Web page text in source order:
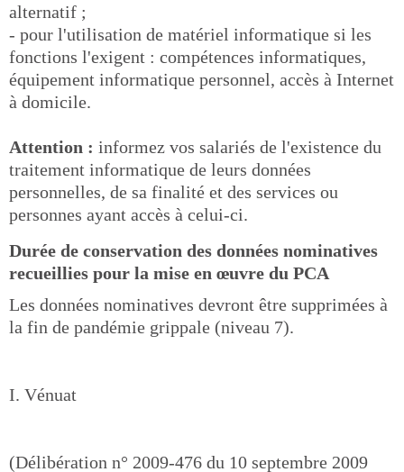
alternatif ;
- pour l'utilisation de matériel informatique si les
fonctions l'exigent : compétences informatiques,
équipement informatique personnel, accès à Internet
à domicile.
Attention : informez vos salariés de l'existence du
traitement informatique de leurs données
personnelles, de sa finalité et des services ou
personnes ayant accès à celui-ci.
Durée de conservation des données nominatives
recueillies pour la mise en œuvre du PCA
Les données nominatives devront être supprimées à
la fin de pandémie grippale (niveau 7).
I. Vénuat
(Délibération n° 2009-476 du 10 septembre 2009